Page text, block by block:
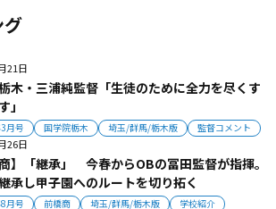
21日
木・三浦純監督「生徒のために全力を尽くす
」
月号 国学院栃木 埼玉/群馬/栃木版 監督コメント
26日
商】「継承」 今春からOBの冨田監督が指揮。
承し甲子園へのルートを切り拓く
月号 前橋商 埼玉/群馬/栃木版 学校紹介